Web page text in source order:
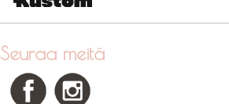
Seuraa meitä